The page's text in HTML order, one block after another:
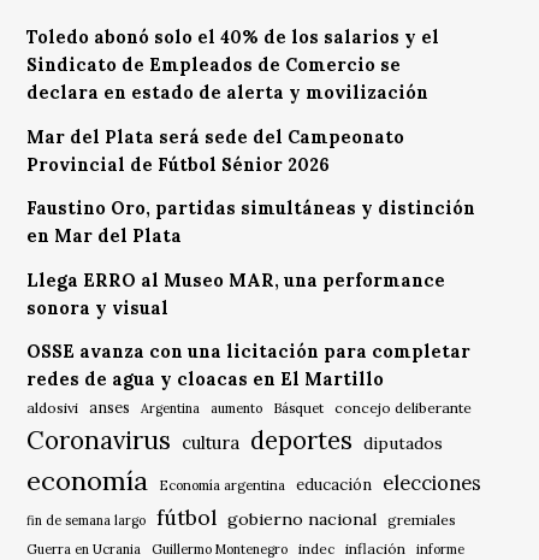
Toledo abonó solo el 40% de los salarios y el
Sindicato de Empleados de Comercio se
declara en estado de alerta y movilización
Mar del Plata será sede del Campeonato
Provincial de Fútbol Sénior 2026
Faustino Oro, partidas simultáneas y distinción
en Mar del Plata
Llega ERRO al Museo MAR, una performance
sonora y visual
OSSE avanza con una licitación para completar
redes de agua y cloacas en El Martillo
aldosivi anses Argentina aumento Básquet concejo deliberante
Coronavirus cultura deportes diputados
economía Economía argentina educación elecciones
fin de semana largo fútbol gobierno nacional gremiales
Guerra en Ucrania Guillermo Montenegro indec inflación informe